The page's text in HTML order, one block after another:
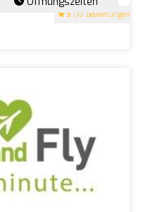
5 (10 Bewertungen)